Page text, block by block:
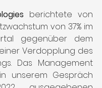
berichtete von
von 37% im
gegenüber dem
Verdopplung des
Das Management
unserem Gespräch